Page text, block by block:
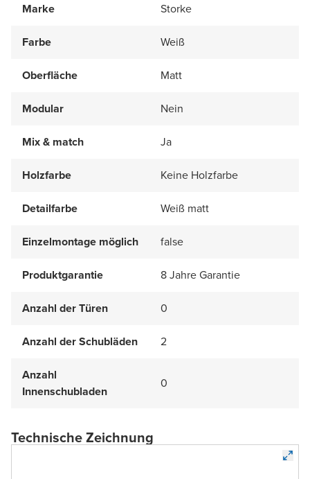
Marke Storke
Farbe Weiß
Oberfläche Matt
Modular Nein
Mix & match Ja
Holzfarbe Keine Holzfarbe
Detailfarbe Weiß matt
Einzelmontage möglich false
Produktgarantie 8 Jahre Garantie
Anzahl der Türen 0
Anzahl der Schubläden 2
Anzahl
Innenschubladen
0
Technische Zeichnung